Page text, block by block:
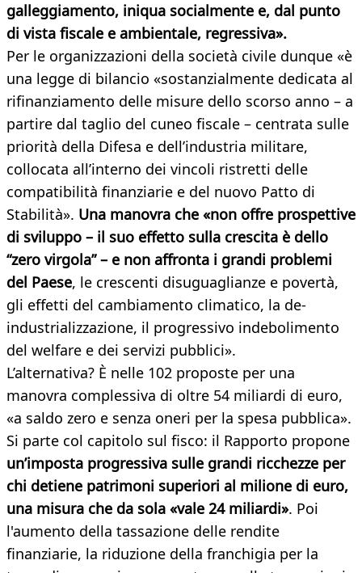
galleggiamento, iniqua socialmente e, dal punto
di vista fiscale e ambientale, regressiva».
Per le organizzazioni della società civile dunque «è
una legge di bilancio «sostanzialmente dedicata al
rifinanziamento delle misure dello scorso anno – a
partire dal taglio del cuneo fiscale – centrata sulle
priorità della Difesa e dell’industria militare,
collocata all’interno dei vincoli ristretti delle
compatibilità finanziarie e del nuovo Patto di
Stabilità». Una manovra che «non offre prospettive
di sviluppo – il suo effetto sulla crescita è dello
“zero virgola” – e non affronta i grandi problemi
del Paese, le crescenti disuguaglianze e povertà,
gli effetti del cambiamento climatico, la de-
industrializzazione, il progressivo indebolimento
del welfare e dei servizi pubblici».
L’alternativa? È nelle 102 proposte per una
manovra complessiva di oltre 54 miliardi di euro,
«a saldo zero e senza oneri per la spesa pubblica».
Si parte col capitolo sul fisco: il Rapporto propone
un’imposta progressiva sulle grandi ricchezze per
chi detiene patrimoni superiori al milione di euro,
una misura che da sola «vale 24 miliardi». Poi
l'aumento della tassazione delle rendite
finanziarie, la riduzione della franchigia per la